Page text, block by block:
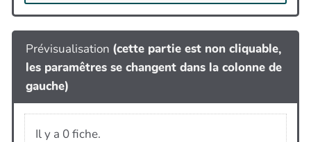
Prévisualisation (cette partie est non cliquable,
les paramêtres se changent dans la colonne de
gauche)